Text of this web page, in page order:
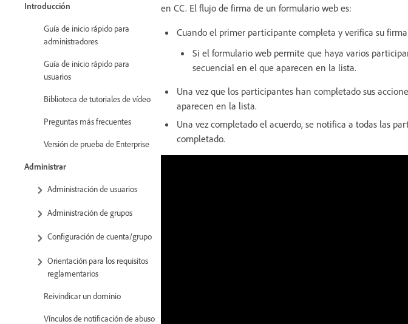
Introducción
Guía de inicio rápido para
administradores
Guía de inicio rápido para
usuarios
Biblioteca de tutoriales de vídeo
Preguntas más frecuentes
Versión de prueba de Enterprise
Administrar
Administración de usuarios
Administración de grupos
Configuración de cuenta/grupo
Orientación para los requisitos
reglamentarios
Reivindicar un dominio
Vínculos de notificación de abuso
en CC. El flujo de firma de un formulario web es:
Cuando el primer participante completa y verifica su
Si el formulario web permite que haya varios
secuencial en el que aparecen en la lista.
Una vez que los participantes han completado sus
aparecen en la lista.
Una vez completado el acuerdo, se notifica a todas las
completado.